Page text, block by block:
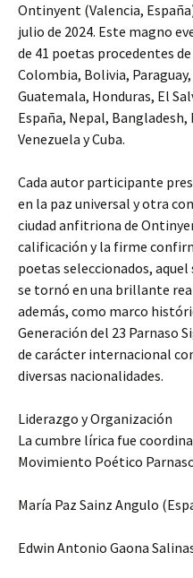
Ontinyent (Valencia,
julio de 2024. Este magno
de 41 poetas procedentes
Colombia, Bolivia,
Guatemala, Honduras, El
España, Nepal, Bangladesh,
Venezuela y Cuba.
Cada autor participante
en la paz universal y otra
ciudad anfitriona de
calificación y la firme
poetas seleccionados,
se tornó en una brillante
además, como marco
Generación del 23 Parnaso
de carácter internacional
diversas nacionalidades.
Liderazgo y Organización
La cumbre lírica fue
Movimiento Poético
María Paz Sainz Angulo
Edwin Antonio Gaona